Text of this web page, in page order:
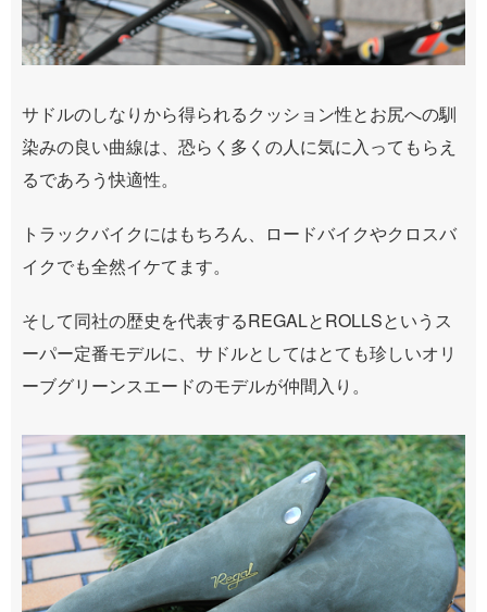
サドルのしなりから得られるクッション性とお尻への馴
染みの良い曲線は、恐らく多くの人に気に入ってもらえ
るであろう快適性。
トラックバイクにはもちろん、ロードバイクやクロスバ
イクでも全然イケてます。
そして同社の歴史を代表するREGALとROLLSというス
ーパー定番モデルに、サドルとしてはとても珍しいオリ
ーブグリーンスエードのモデルが仲間入り。